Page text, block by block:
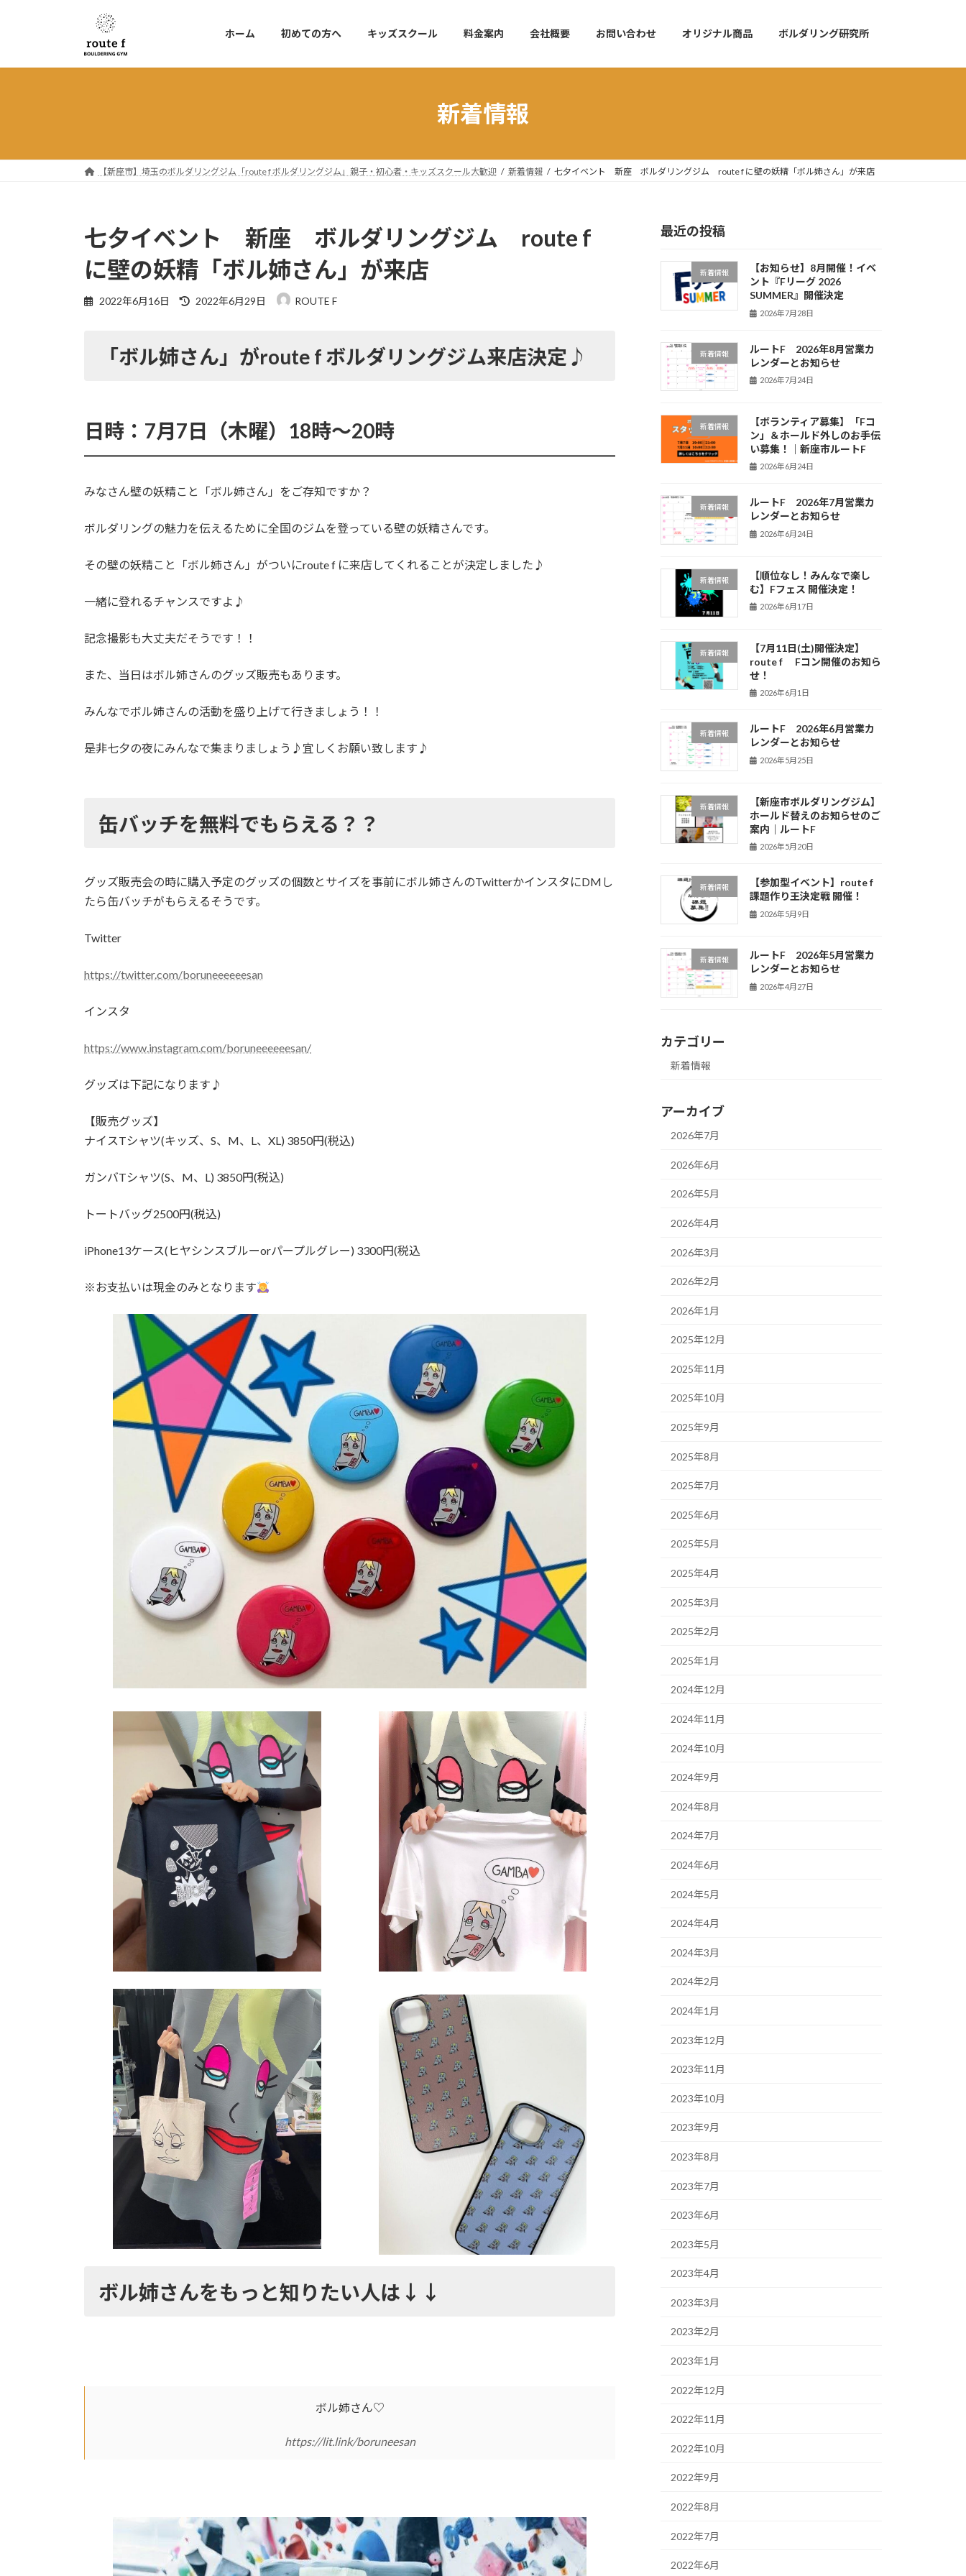
プ
動
ホーム 初めての方へ キッズスクール 料金案内 会社概要 お問い合わせ オリジナル商品 ボルダリング研究所
新着情報
【新座市】埼玉のボルダリングジム「route f ボルダリングジム」親子・初心者・キッズスクール大歓迎 新着情報 七夕イベント 新座 ボルダリングジム route f に壁の妖精「ボル姉さん」が来店
七夕イベント 新座 ボルダリングジム route f
に壁の妖精「ボル姉さん」が来店
2022年6月16日
最
日
2022年6月29日 ROUTE F
「ボル姉さん」がroute f ボルダリングジム来店決定♪
日時：7月7日（木曜）18時～20時
みなさん壁の妖精こと「ボル姉さん」をご存知ですか？
ボルダリングの魅力を伝えるために全国のジムを登っている壁の妖精さんです。
その壁の妖精こと「ボル姉さん」がついにroute f に来店してくれることが決定しました♪
一緒に登れるチャンスですよ♪
記念撮影も大丈夫だそうです！！
また、当日はボル姉さんのグッズ販売もあります。
みんなでボル姉さんの活動を盛り上げて行きましょう！！
是非七夕の夜にみんなで集まりましょう♪宜しくお願い致します♪
缶バッチを無料でもらえる？？
グッズ販売会の時に購入予定のグッズの個数とサイズを事前にボル姉さんのTwitterかインスタにDMし
たら缶バッチがもらえるそうです。
Twitter
https://twitter.com/boruneeeeeesan
インスタ
https://www.instagram.com/boruneeeeeesan/
グッズは下記になります♪
【販売グッズ】
ナイスTシャツ(キッズ、S、M、L、XL) 3850円(税込)
ガンバTシャツ(S、M、L) 3850円(税込)
トートバッグ2500円(税込)
iPhone13ケース(ヒヤシンスブルーorパープルグレー) 3300円(税込
※お支払いは現金のみとなります
ボル姉さんをもっと知りたい人は↓↓
ボル姉さん♡
https://lit.link/boruneesan
最近の投稿
新着情報
【お知らせ】8月開催！イベ
ント『Fリーグ 2026
SUMMER』開催決定
2026年7月28日
新着情報
ルートF 2026年8月営業カ
レンダーとお知らせ
2026年7月24日
新着情報
【ボランティア募集】「Fコ
ン」＆ホールド外しのお手伝
い募集！｜新座市ルートF
2026年6月24日
新着情報
ルートF 2026年7月営業カ
レンダーとお知らせ
2026年6月24日
新着情報
【順位なし！みんなで楽し
む】Fフェス 開催決定！
2026年6月17日
新着情報
【7月11日(土)開催決定】
route f Fコン開催のお知ら
せ！
2026年6月1日
新着情報
ルートF 2026年6月営業カ
レンダーとお知らせ
2026年5月25日
新着情報
【新座市ボルダリングジム】
ホールド替えのお知らせのご
案内｜ルートF
2026年5月20日
新着情報
【参加型イベント】route f
課題作り王決定戦 開催！
2026年5月9日
新着情報
ルートF 2026年5月営業カ
レンダーとお知らせ
2026年4月27日
カテゴリー
新着情報
アーカイブ
2026年7月
2026年6月
2026年5月
2026年4月
2026年3月
2026年2月
2026年1月
2025年12月
2025年11月
2025年10月
2025年9月
2025年8月
2025年7月
2025年6月
2025年5月
2025年4月
2025年3月
2025年2月
2025年1月
2024年12月
2024年11月
2024年10月
2024年9月
2024年8月
2024年7月
2024年6月
2024年5月
2024年4月
2024年3月
2024年2月
2024年1月
2023年12月
2023年11月
2023年10月
2023年9月
2023年8月
2023年7月
2023年6月
2023年5月
2023年4月
2023年3月
2023年2月
2023年1月
2022年12月
2022年11月
2022年10月
2022年9月
2022年8月
2022年7月
2022年6月